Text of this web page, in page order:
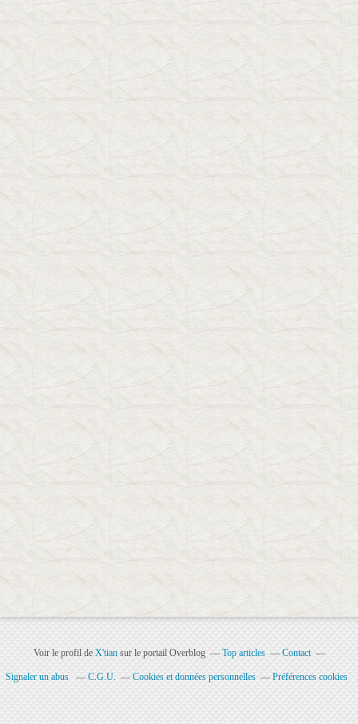
Voir le profil de X'tiansur le portail Overblog Top articles Contact
Signaler un abus C.G.U. Cookies et données personnelles Préférences cookies